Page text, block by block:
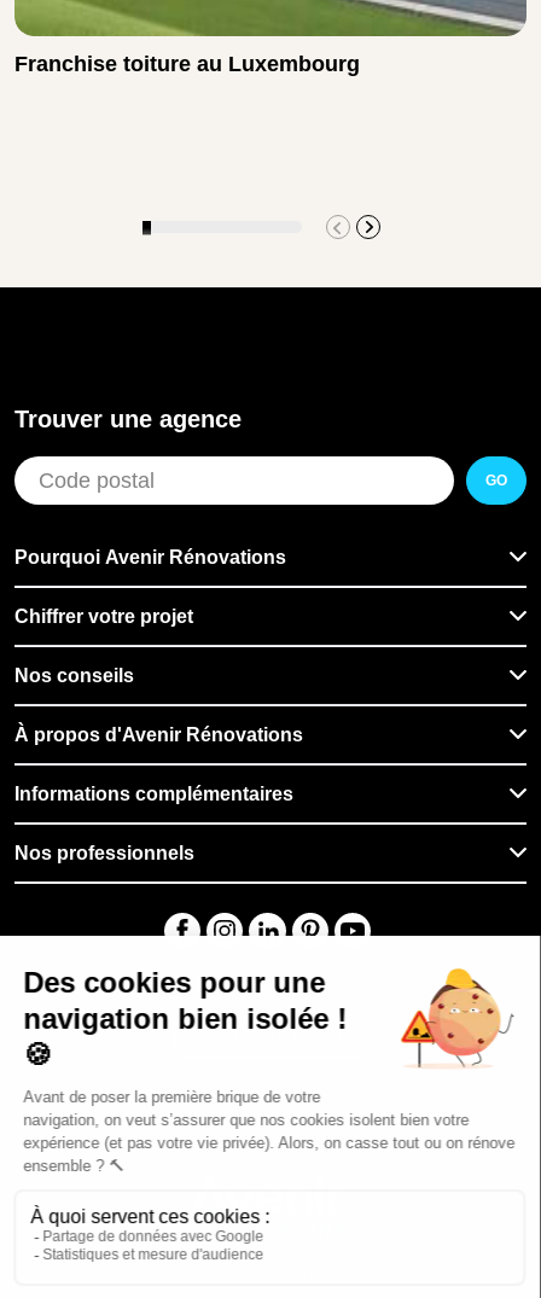
Franchise toiture au Luxembourg
Trouver une agence
GO
Pourquoi Avenir Rénovations
Chiffrer votre projet
Nos conseils
À propos d'Avenir Rénovations
Informations complémentaires
Nos professionnels
🇱🇺 Luxembourg